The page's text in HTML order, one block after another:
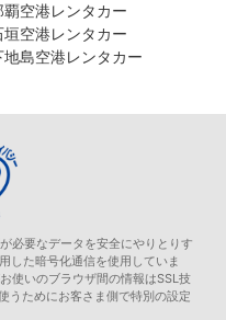
覇空港レンタカー
垣空港レンタカー
地島空港レンタカー
必要なデータを安全にやりとりす
した暗号化通信を使用していま
使いのブラウザ間の情報はSSL技
うためにお客さま側で特別の設定